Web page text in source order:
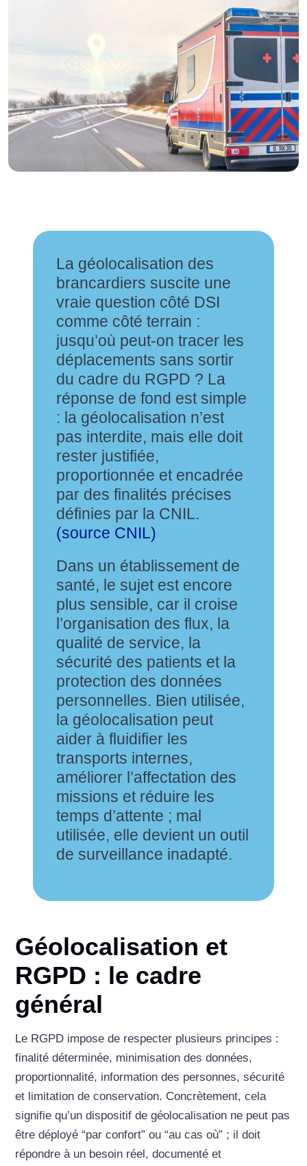
La géolocalisation des
brancardiers suscite une
vraie question côté DSI
comme côté terrain :
jusqu’où peut-on tracer les
déplacements sans sortir
du cadre du RGPD ? La
réponse de fond est simple
: la géolocalisation n’est
pas interdite, mais elle doit
rester justifiée,
proportionnée et encadrée
par des finalités précises
définies par la CNIL.
(source CNIL)
Dans un établissement de
santé, le sujet est encore
plus sensible, car il croise
l’organisation des flux, la
qualité de service, la
sécurité des patients et la
protection des données
personnelles. Bien utilisée,
la géolocalisation peut
aider à fluidifier les
transports internes,
améliorer l’affectation des
missions et réduire les
temps d’attente ; mal
utilisée, elle devient un outil
de surveillance inadapté.
Géolocalisation et
RGPD : le cadre
général
Le RGPD impose de respecter plusieurs principes :
finalité déterminée, minimisation des données,
proportionnalité, information des personnes, sécurité
et limitation de conservation. Concrètement, cela
signifie qu’un dispositif de géolocalisation ne peut pas
être déployé “par confort” ou “au cas où” ; il doit
répondre à un besoin réel, documenté et